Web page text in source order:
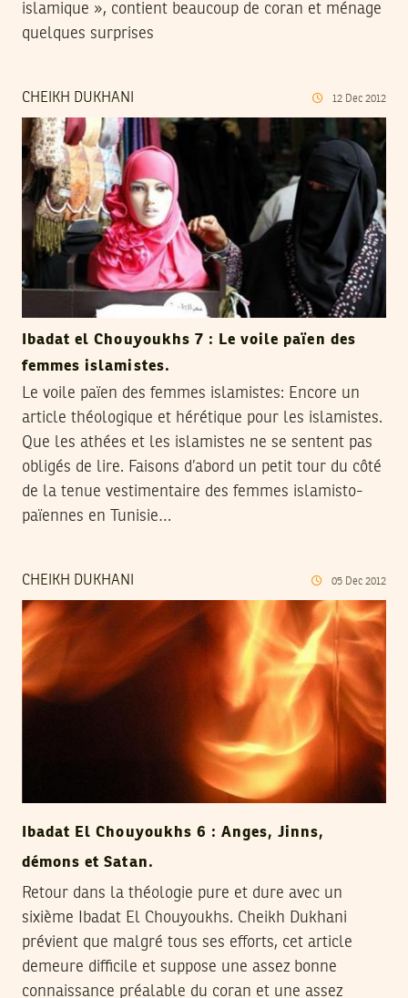
islamique », contient beaucoup de coran et ménage
quelques surprises
CHEIKH DUKHANI 12 Dec 2012
Ibadat el Chouyoukhs 7 : Le voile païen des
femmes islamistes.
Le voile païen des femmes islamistes: Encore un
article théologique et hérétique pour les islamistes.
Que les athées et les islamistes ne se sentent pas
obligés de lire. Faisons d’abord un petit tour du côté
de la tenue vestimentaire des femmes islamisto-
païennes en Tunisie…
CHEIKH DUKHANI 05 Dec 2012
Ibadat El Chouyoukhs 6 : Anges, Jinns,
démons et Satan.
Retour dans la théologie pure et dure avec un
sixième Ibadat El Chouyoukhs. Cheikh Dukhani
prévient que malgré tous ses efforts, cet article
demeure difficile et suppose une assez bonne
connaissance préalable du coran et une assez